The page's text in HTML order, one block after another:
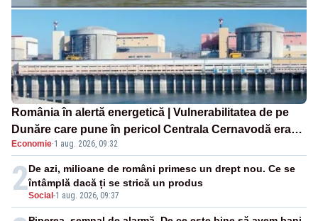
România în alertă energetică | Vulnerabilitatea de pe
Dunăre care pune în pericol Centrala Cernavodă era
cunoscută de pe vremea lui Ceaușescu
Economie·1 aug. 2026, 09:32
2Social-1 aug. 2026, 09:37
De azi, milioane de români primesc un drept nou. Ce se
întâmplă dacă ți se strică un produs